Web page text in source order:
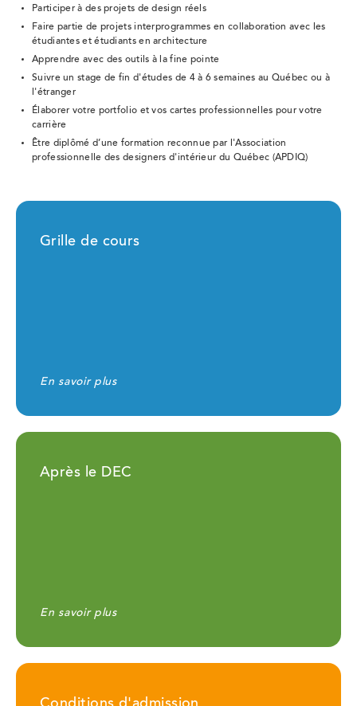
Participer à des projets de design réels
Faire partie de projets interprogrammes en collaboration avec les
étudiantes et étudiants en architecture
Apprendre avec des outils à la fine pointe
Suivre un stage de fin d'études de 4 à 6 semaines au Québec ou à
l'étranger
Élaborer votre portfolio et vos cartes professionnelles pour votre
carrière
Être diplômé d’une formation reconnue par l'Association
professionnelle des designers d'intérieur du Québec (APDIQ)
Grille de cours
En savoir plus
Après le DEC
En savoir plus